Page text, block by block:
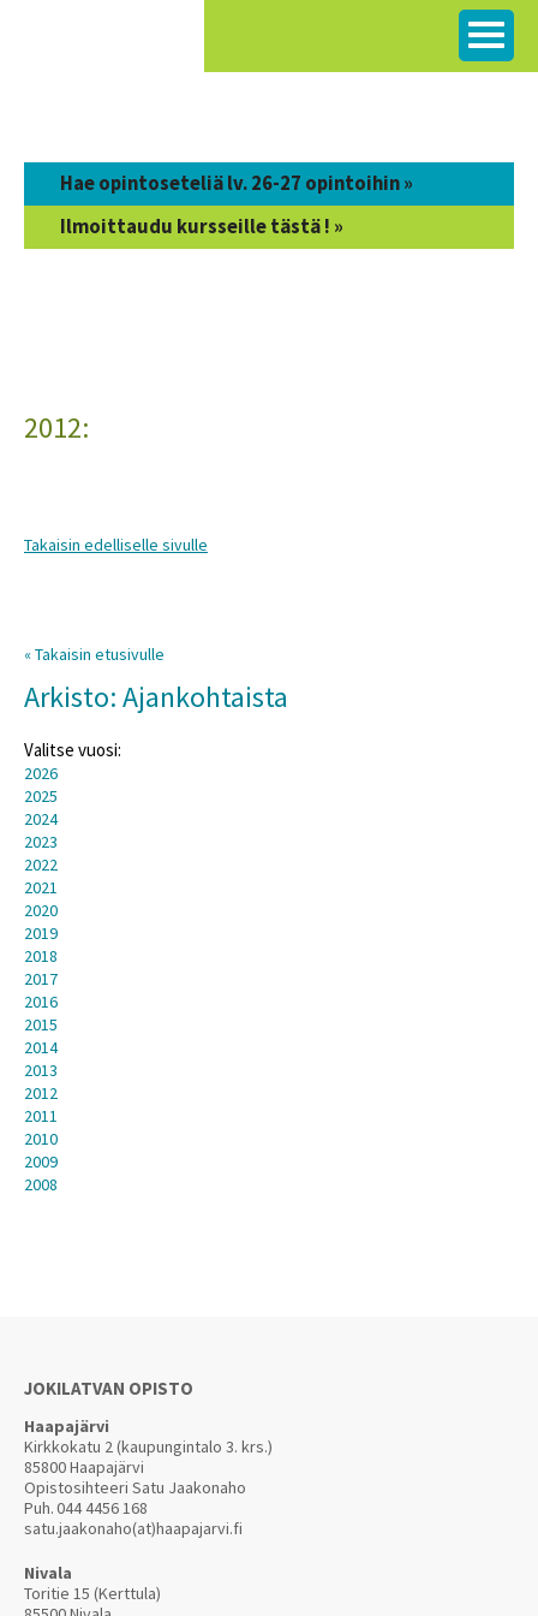
Hae opintoseteliä lv. 26-27 opintoihin »
Ilmoittaudu kursseille tästä ! »
2012:
Takaisin edelliselle sivulle
« Takaisin etusivulle
Arkisto: Ajankohtaista
Valitse vuosi:
2026
2025
2024
2023
2022
2021
2020
2019
2018
2017
2016
2015
2014
2013
2012
2011
2010
2009
2008
JOKILATVAN OPISTO
Haapajärvi
Kirkkokatu 2 (kaupungintalo 3. krs.)
85800 Haapajärvi
Opistosihteeri Satu Jaakonaho
Puh.044 4456 168
satu.jaakonaho(at)haapajarvi.fi
Nivala
Toritie 15 (Kerttula)